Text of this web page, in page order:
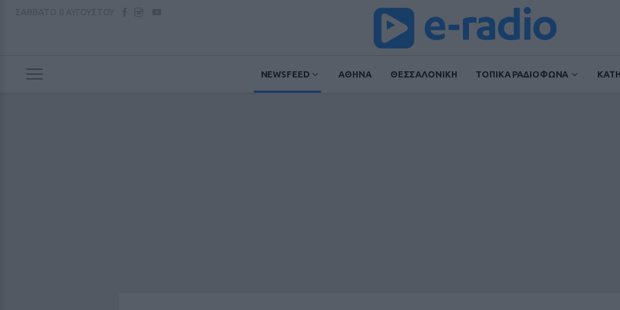
NEWSFEED ΑΘΗΝΑ ΘΕΣΣΑΛΟΝΙΚΗ ΤΟΠΙΚΑ ΡΑΔΙΟΦΩΝΑ